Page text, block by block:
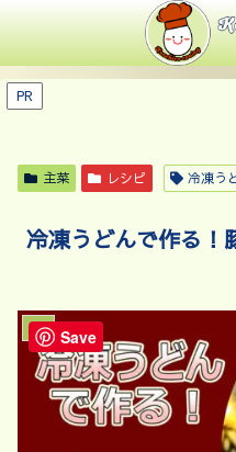
PR
主菜 レシピ 冷凍う
冷凍うどんで作る！
主菜 Save